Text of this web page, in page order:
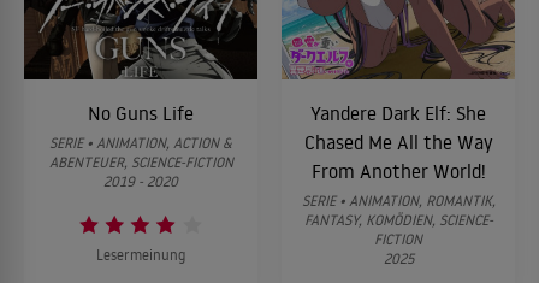
No Guns Life
SERIE • ANIMATION, ACTION &
ABENTEUER, SCIENCE-FICTION
2019 - 2020
Lesermeinung
Yandere Dark Elf: She
Chased Me All the Way
From Another World!
SERIE • ANIMATION, ROMANTIK,
FANTASY, KOMÖDIEN, SCIENCE-
FICTION
2025